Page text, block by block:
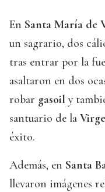
En Santa María de
un sagrario, dos
tras entrar por la
asaltaron en dos
robar gasoil y
santuario de la
éxito.
Además, en Santa
llevaron imágenes